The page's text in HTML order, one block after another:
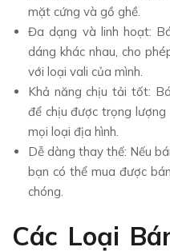
mặt cứng và gồ ghề.
Đa dạng và linh hoạt:
dáng khác nhau, cho
với loại vali của mình.
Khả năng chịu tải tốt:
để chịu được trọng
mọi loại địa hình.
Dễ dàng thay thế: Nếu
bạn có thể mua được
chóng.
Các Loại